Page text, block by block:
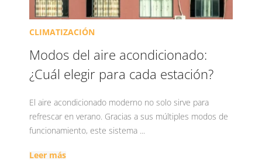
CLIMATIZACIÓN
Modos del aire acondicionado:
¿Cuál elegir para cada estación?
El aire acondicionado moderno no solo sirve para
refrescar en verano. Gracias a sus múltiples modos de
funcionamiento, este sistema ...
Leer más